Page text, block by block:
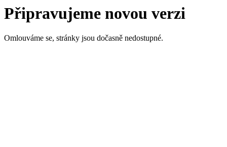
Připravujeme novou verzi
Omlouváme se, stránky jsou dočasně nedostupné.